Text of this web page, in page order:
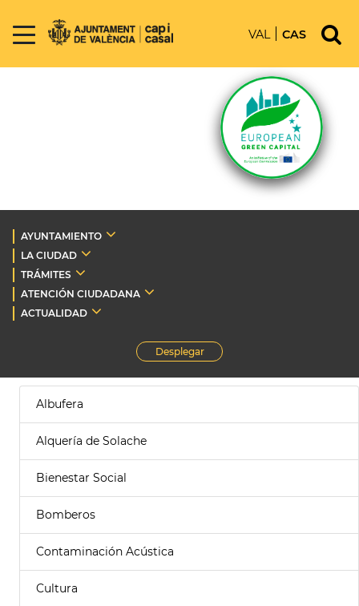
VAL CAS
AYUNTAMIENTO
LA CIUDAD
TRÁMITES
ATENCIÓN CIUDADANA
ACTUALIDAD
Desplegar
Albufera
Alquería de Solache
Bienestar Social
Bomberos
Contaminación Acústica
Cultura